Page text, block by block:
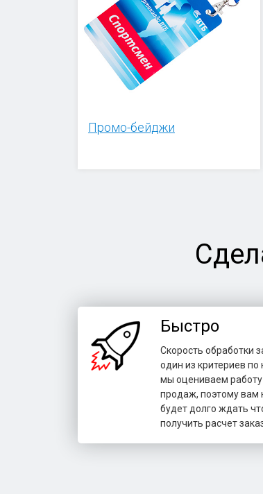
Промо-бейджи
Быстро
Скорость обработки
один из критериев по
мы оцениваем
продаж, поэтому вам
будет долго ждать
получить расчет